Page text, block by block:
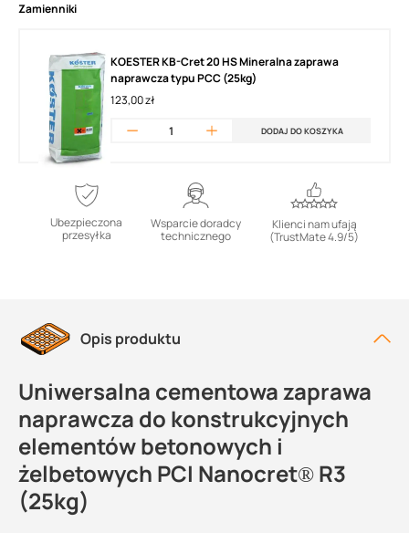
Zamienniki
KOESTER KB-Cret 20 HS Mineralna zaprawa
naprawcza typu PCC (25kg)
123,00 zł
DODAJ DO KOSZYKA
Ubezpieczona
przesyłka
Wsparcie doradcy
technicznego
Klienci nam ufają
(TrustMate 4.9/5)
Opis produktu
Uniwersalna cementowa zaprawa
naprawcza do konstrukcyjnych
elementów betonowych i
żelbetowych PCI Nanocret® R3
(25kg)